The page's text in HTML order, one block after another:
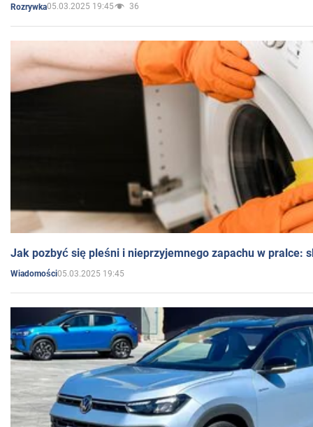
Rozrywka05.03.2025 19:45 36
Jak pozbyć się pleśni i nieprzyjemnego zapachu w pralce:
Wiadomości05.03.2025 19:45